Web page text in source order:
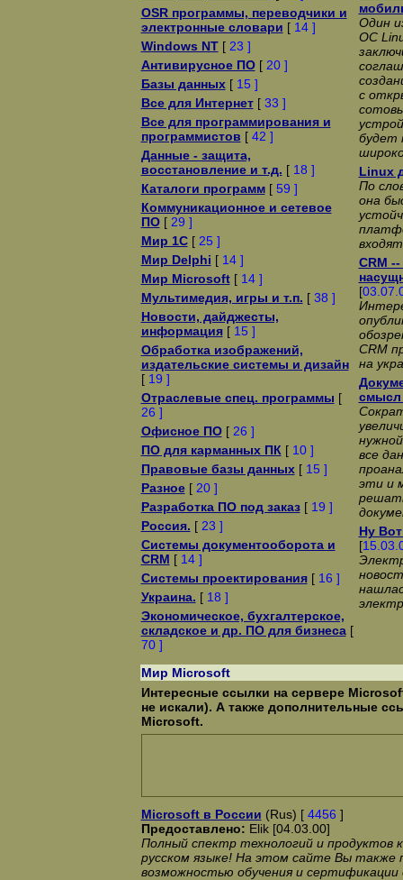
OSR программы, переводчики и
электронные словари [ 14 ]
Windows NT[ 23 ]
Антивирусное ПО[ 20 ]
Базы данных[ 15 ]
Все для Интернет[ 33 ]
Все для программирования и
программистов [ 42 ]
Данные - защита,
восстановление и т.д. [ 18 ]
Каталоги программ[ 59 ]
Коммуникационное и сетевое
ПО[ 29 ]
Мир 1С[ 25 ]
Мир Delphi [ 14 ]
Мир Microsoft[ 14 ]
Мультимедия, игры и т.п. [ 38 ]
Новости, дайджесты,
информация[ 15 ]
Обработка изображений,
издательские системы и дизайн
[ 19 ]
Отраслевые спец. программы [
26 ]
Офисное ПО[ 26 ]
ПО для карманных ПК [ 10 ]
Правовые базы данных[ 15 ]
Разное[ 20 ]
Разработка ПО под заказ[ 19 ]
Россия. [ 23 ]
Системы документооборота и
CRM [ 14 ]
Системы проектирования[ 16 ]
Украина. [ 18 ]
Экономическое, бухгалтерское,
складское и др. ПО для бизнеса[
70 ]
Один
ОС
с
будет
Linux
По
она
CRM
[
CRM
на
смысл
все
эти и
Ну
[
Мир Microsoft
Интересные ссылки на сервере
не искали). А также дополнительные
Microsoft.
Microsoft в России (Rus) [ 4456 ]
Предоставлено: Elik [04.03.00]
Полный спектр технологий и продуктов
русском языке! На этом сайте Вы также
возможностью обучения и сертификации